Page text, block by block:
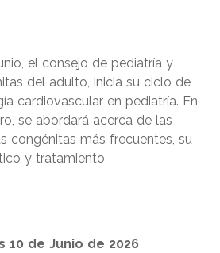
el consejo de pediatría y
del adulto, inicia su ciclo de
cardiovascular en pediatría. En
se abordará acerca de las
congénitas más frecuentes, su
y tratamiento
10 de Junio de 2026